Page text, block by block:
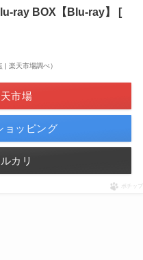
ray BOX【Blu-ray】 [
| 楽天市場調べ）
市場
ョッピング
カリ
ポチップ